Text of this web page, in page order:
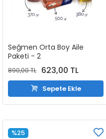
Seğmen Orta Boy Aile
Paketi - 2
890,00 TL 623,00 TL
Sepete Ekle
%25